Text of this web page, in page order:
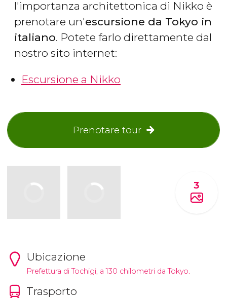
l'importanza architettonica di Nikko è
prenotare un'escursione da Tokyo in
italiano. Potete farlo direttamente dal
nostro sito internet:
Escursione a Nikko
Prenotare tour
3
Ubicazione
Prefettura di Tochigi, a 130 chilometri da Tokyo.
Trasporto